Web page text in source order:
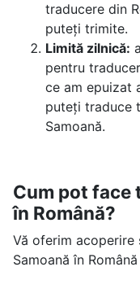
traducere din
puteți trimite.
Limită zilnică:
pentru
ce am epuizat
puteți traduce
Samoană.
Cum pot face
în Română?
Vă oferim
Samoană în Română